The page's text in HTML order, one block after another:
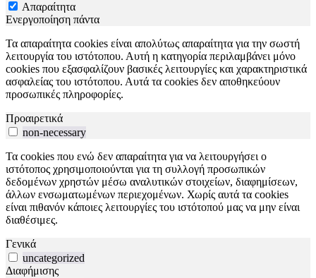
Απαραίτητα
Ενεργοποίηση πάντα
Τα απαραίτητα cookies είναι απολύτως απαραίτητα για την σωστή
λειτουργία του ιστότοπου. Αυτή η κατηγορία περιλαμβάνει μόνο
cookies που εξασφαλίζουν βασικές λειτουργίες και χαρακτηριστικά
ασφαλείας του ιστότοπου. Αυτά τα cookies δεν αποθηκεύουν
προσωπικές πληροφορίες.
Προαιρετικά
non-necessary
Τα cookies που ενώ δεν απαραίτητα για να λειτουργήσει ο
ιστότοπος χρησιμοποιούνται για τη συλλογή προσωπικών
δεδομένων χρηστών μέσω αναλυτικών στοιχείων, διαφημίσεων,
άλλων ενσωματωμένων περιεχομένων. Χωρίς αυτά τα cookies
είναι πιθανόν κάποιες λειτουργίες του ιστότοπού μας να μην είναι
διαθέσιμες.
Γενικά
uncategorized
Διαφήμισης